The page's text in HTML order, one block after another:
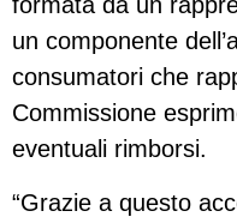
formata da un
un componente
consumatori che
Commissione
eventuali rimborsi.
“Grazie a questo